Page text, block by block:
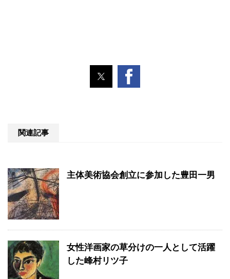
関連記事
主体美術協会創立に参加した豊田一男
女性洋画家の草分けの一人として活躍
した峰村リツ子